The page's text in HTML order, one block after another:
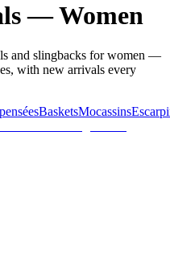
— Women
and slingbacks for women —
with new arrivals every
BasketsMocassins